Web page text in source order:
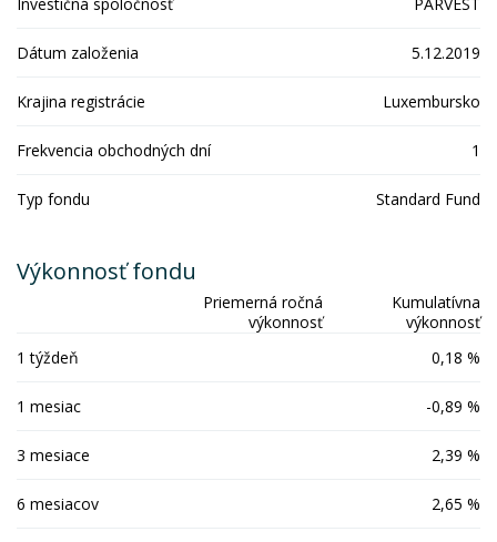
Dátum založenia 5.12.2019
Krajina registrácie Luxembursko
Frekvencia obchodných dní 1
Typ fondu Standard Fund
Výkonnosť fondu
Priemerná ročná
výkonnosť
Kumulatívna
výkonnosť
1 týždeň
0,18 %
1 mesiac -0,89 %
3 mesiace 2,39 %
6 mesiacov 2,65 %